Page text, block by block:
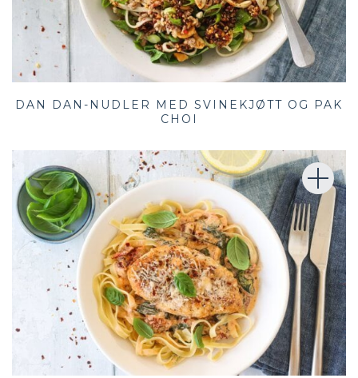
DAN DAN-NUDLER MED SVINEKJØTT OG PAK
CHOI